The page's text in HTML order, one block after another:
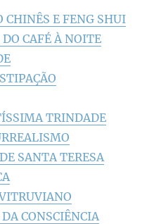
E FENG SHUI
CAFÉ À NOITE
TRINDADE
SANTA TERESA
CONSCIÊNCIA